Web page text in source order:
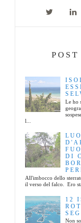
Le ho
l...
DI
All'imbocco dello
il verso del falco. Ero
12
Non